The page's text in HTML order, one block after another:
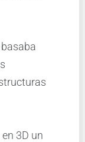
3D un